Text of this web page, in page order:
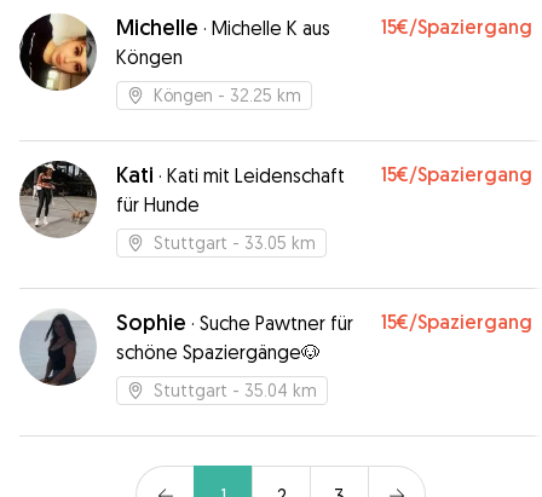
Fürsorge betreut. Es war offensichtlich, dass sie
viel Erfahrung und Verständnis für Hunde hat😊”
Michelle · Michelle K aus
Köngen
15€/Spaziergang
Köngen - 32.25 km
Kati · Kati mit Leidenschaft
für Hunde
15€/Spaziergang
Stuttgart - 33.05 km
Sophie · Suche Pawtner für
schöne Spaziergänge🐶
15€/Spaziergang
Stuttgart - 35.04 km